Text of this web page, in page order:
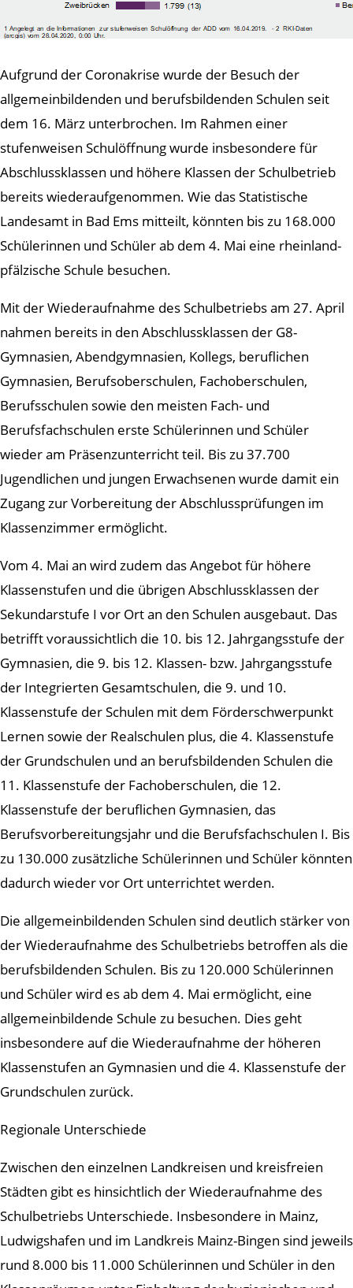
Aufgrund der Coronakrise wurde der Besuch der
allgemeinbildenden und berufsbildenden Schulen seit
dem 16. März unterbrochen. Im Rahmen einer
stufenweisen Schulöffnung wurde insbesondere für
Abschlussklassen und höhere Klassen der Schulbetrieb
bereits wiederaufgenommen. Wie das Statistische
Landesamt in Bad Ems mitteilt, könnten bis zu 168.000
Schülerinnen und Schüler ab dem 4. Mai eine rheinland-
pfälzische Schule besuchen.
Mit der Wiederaufnahme des Schulbetriebs am 27. April
nahmen bereits in den Abschlussklassen der G8-
Gymnasien, Abendgymnasien, Kollegs, beruflichen
Gymnasien, Berufsoberschulen, Fachoberschulen,
Berufsschulen sowie den meisten Fach- und
Berufsfachschulen erste Schülerinnen und Schüler
wieder am Präsenzunterricht teil. Bis zu 37.700
Jugendlichen und jungen Erwachsenen wurde damit ein
Zugang zur Vorbereitung der Abschlussprüfungen im
Klassenzimmer ermöglicht.
Vom 4. Mai an wird zudem das Angebot für höhere
Klassenstufen und die übrigen Abschlussklassen der
Sekundarstufe I vor Ort an den Schulen ausgebaut. Das
betrifft voraussichtlich die 10. bis 12. Jahrgangsstufe der
Gymnasien, die 9. bis 12. Klassen- bzw. Jahrgangsstufe
der Integrierten Gesamtschulen, die 9. und 10.
Klassenstufe der Schulen mit dem Förderschwerpunkt
Lernen sowie der Realschulen plus, die 4. Klassenstufe
der Grundschulen und an berufsbildenden Schulen die
11. Klassenstufe der Fachoberschulen, die 12.
Klassenstufe der beruflichen Gymnasien, das
Berufsvorbereitungsjahr und die Berufsfachschulen I. Bis
zu 130.000 zusätzliche Schülerinnen und Schüler könnten
dadurch wieder vor Ort unterrichtet werden.
Die allgemeinbildenden Schulen sind deutlich stärker von
der Wiederaufnahme des Schulbetriebs betroffen als die
berufsbildenden Schulen. Bis zu 120.000 Schülerinnen
und Schüler wird es ab dem 4. Mai ermöglicht, eine
allgemeinbildende Schule zu besuchen. Dies geht
insbesondere auf die Wiederaufnahme der höheren
Klassenstufen an Gymnasien und die 4. Klassenstufe der
Grundschulen zurück.
Regionale Unterschiede
Zwischen den einzelnen Landkreisen und kreisfreien
Städten gibt es hinsichtlich der Wiederaufnahme des
Schulbetriebs Unterschiede. Insbesondere in Mainz,
Ludwigshafen und im Landkreis Mainz-Bingen sind jeweils
rund 8.000 bis 11.000 Schülerinnen und Schüler in den